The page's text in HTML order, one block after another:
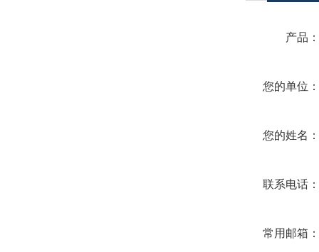
产品
您的单位
您的姓名
联系电话
常用邮箱